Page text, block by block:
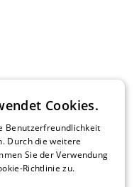
Cookies.
Benutzerfreundlichkeit
Durch die weitere
Sie der Verwendung
Richtlinie zu.